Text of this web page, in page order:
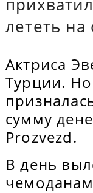
лететь
Актриса
Турции. Но
сумму
Рrozvezd.
В день